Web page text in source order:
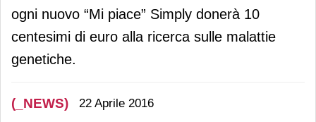
ogni nuovo “Mi piace” Simply donerà 10
centesimi di euro alla ricerca sulle malattie
genetiche.
(_NEWS) 22 Aprile 2016